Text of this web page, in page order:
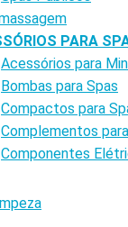
PARA
Acessórios para
Bombas para Spas
Compactos para
Complementos
Componentes